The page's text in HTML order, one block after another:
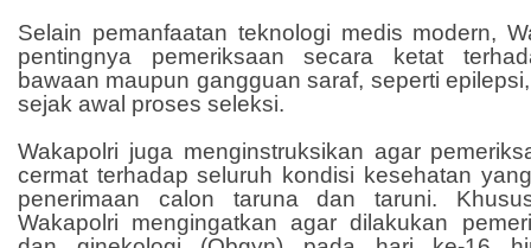
Selain pemanfaatan teknologi medis modern,
pentingnya pemeriksaan secara ketat
bawaan maupun gangguan saraf, seperti
sejak awal proses seleksi.
Wakapolri juga menginstruksikan agar
cermat terhadap seluruh kondisi kesehatan
penerimaan calon taruna dan taruni.
Wakapolri mengingatkan agar dilakukan